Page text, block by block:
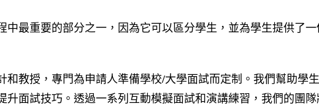
最重要的部分之一，因為它可以區分學生，並為學生提供了
教授，專門為申請人準備學校/大學面試而定制。我們幫助學
面試技巧。透過一系列互動模擬面試和演講練習，我們的團